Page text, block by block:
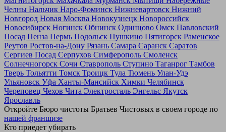
Челны Нальчик Наро-Фоминск Нижневартовск Нижний
Новгород Новая Москва Новокузнецк Новороссийск
Новосибирск Ногинск Обнинск Одинцово Омск Павловский
Посад Пенза Пермь Подольск Пушкино Пятигорск Раменское
Реутов Ростов-на-Дону Рязань Самара Саранск Саратов
Сергиев Посад Серпухов Симферополь Смоленск
Солнечногорск Сочи Ставрополь Ступино Таганрог Тамбов
Тверь Тольятти Томск Троицк Тула Тюмень Улан-Удэ
Ульяновск Уфа Ханты-Мансийск Химки Челябинск
Череповец Чехов Чита Электросталь Энгельс Якутск
Ярославль
Откройте Бюро чистоты Братьев Чистовых в своем городе по
нашей франшизе
Кто приедет убирать